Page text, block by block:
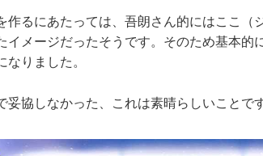
るにあたっては、吾朗さん的にはここ（
イメージだったそうです。そのため基本的
なりました。
協しなかった、これは素晴らしいことです